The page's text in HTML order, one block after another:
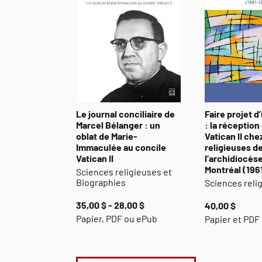
Le journal conciliaire de
Marcel Bélanger : un
oblat de Marie-
Immaculée au concile
Vatican II
Sciences religieuses et
Biographies
35,00 $ - 28,00 $
Papier, PDF ou ePub
Faire projet
: la réception
Vatican II
religieuses
Montréal
Sciences
40,00 $
Papier et PDF